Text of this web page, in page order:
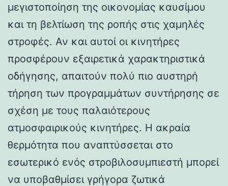
μεγιστοποίηση της οικονομίας καυσίμου
και τη βελτίωση της ροπής στις χαμηλές
στροφές. Αν και αυτοί οι κινητήρες
προσφέρουν εξαιρετικά χαρακτηριστικά
οδήγησης, απαιτούν πολύ πιο αυστηρή
τήρηση των προγραμμάτων συντήρησης σε
σχέση με τους παλαιότερους
ατμοσφαιρικούς κινητήρες. Η ακραία
θερμότητα που αναπτύσσεται στο
εσωτερικό ενός στροβιλοσυμπιεστή μπορεί
να υποβαθμίσει γρήγορα ζωτικά